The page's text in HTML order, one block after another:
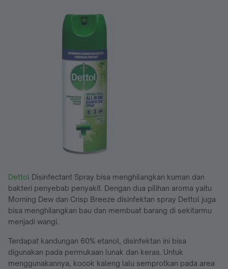
Dettol Disinfectant Spray bisa menghilangkan kuman dan
bakteri penyebab penyakit. Dengan dua pilihan aroma yaitu
Morning Dew dan Crisp Breeze disinfektan spray Dettol juga
bisa menghilangkan bau dan membuat barang di sekitarmu
menjadi wangi.
Terdapat kandungan 60% etanol, disinfektan ini bisa
digunakan pada permukaan lunak dan keras. Untuk
menggunakannya, kocok kaleng lalu semprotkan pada area